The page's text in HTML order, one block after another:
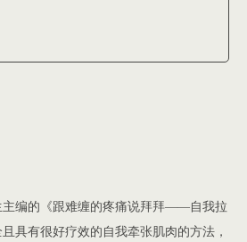
主编的《跟难缠的疼痛说拜拜——自我拉
具有很好疗效的自我牵张肌肉的方法，